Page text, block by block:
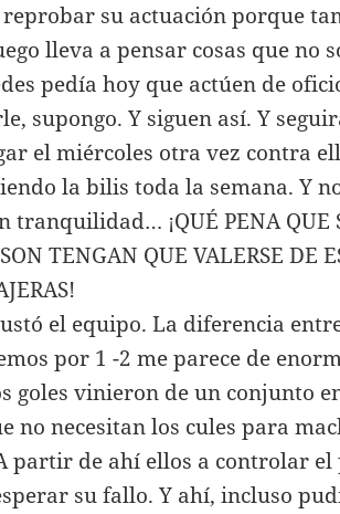
su actuación porque
lleva a pensar cosas que no
pedía hoy que actúen de
supongo. Y siguen así. Y
el miércoles otra vez contra
la bilis toda la semana. Y
tranquilidad… ¡QUÉ PENA QUE
TENGAN QUE VALERSE DE
el equipo. La diferencia
por 1 -2 me parece de
goles vinieron de un conjunto
no necesitan los cules para
partir de ahí ellos a controlar
su fallo. Y ahí, incluso